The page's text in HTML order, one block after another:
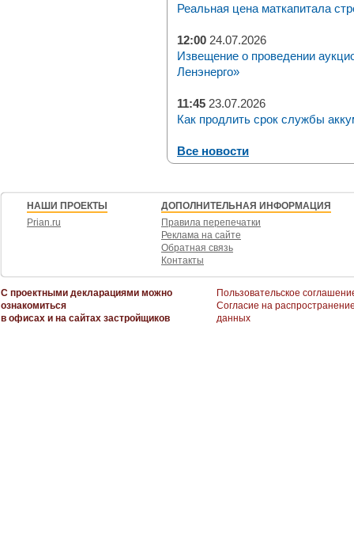
Реальная цена маткапитала
12:00 24.07.2026
Извещение о проведении
Ленэнерго»
11:45 23.07.2026
Как продлить срок службы
Все новости
НАШИ ПРОЕКТЫ
Prian.ru
ДОПОЛНИТЕЛЬНАЯ ИНФОРМАЦИЯ
Правила перепечатки
Реклама на сайте
Обратная связь
Контакты
С проектными декларациями можно
ознакомиться
в офисах и на сайтах застройщиков
Пользовательское
Согласие на
данных